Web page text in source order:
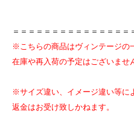
＝＝＝＝＝＝＝＝＝＝＝＝＝＝＝
※こちらの商品はヴィンテージの
在庫や再入荷の予定はございませ
※サイズ違い、イメージ違い等に
返金はお受け致しかねます。